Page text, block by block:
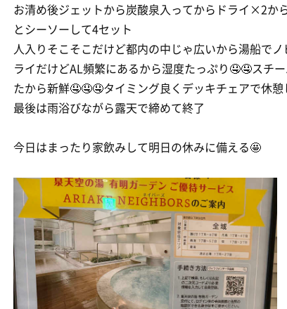
お清め後ジェットから炭酸泉入ってからドライ×2か
とシーソーして4セット
人入りそこそこだけど都内の中じゃ広いから湯船で
ライだけどAL頻繁にあるから湿度たっぷり🤤🤤スチ
たから新鮮🤤🤤🤤タイミング良くデッキチェアで休
最後は雨浴びながら露天で締めて終了
今日はまったり家飲みして明日の休みに備える🤩